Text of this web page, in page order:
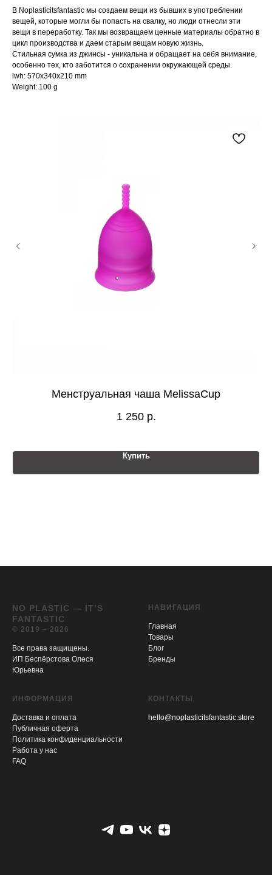
В Noplasticitsfantastic мы создаем вещи из бывших в употреблении
вещей, которые могли бы попасть на свалку, но люди отнесли эти
вещи в переработку. Так мы возвращаем ценные материалы обратно в
цикл производства и даем старым вещам новую жизнь.
Стильная сумка из джинсы - уникальна и обращает на себя внимание,
особенно тех, кто заботится о сохранении окружающей среды.
lwh: 570x340x210 mm
Weight: 100 g
Менструальная чаша MelissaCup
1 250 р.
Купить
NO PLASTIC — IT’S
FANTASTIC
© 2019 – 2026
Все права защищены.
ИП Беспёрстова Олеся
Юрьевна
НАВИГАЦИЯ
Главная
Товары
Блог
Бренды
ИНФОРМАЦИЯ
Доставка и оплата
Публичная оферта
Политика конфиденциальности
Работа у нас
FAQ
КОНТАКТЫ
hello@noplasticitsfantastic.store